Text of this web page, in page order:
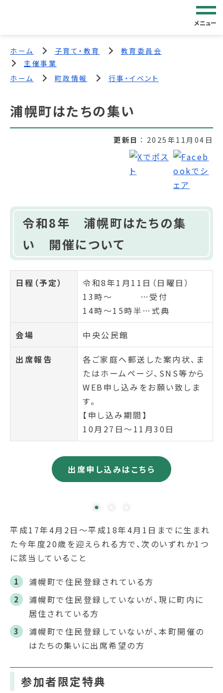
メニュー
ホーム 子育て・教育
教育委員会
主催事業
ホーム
町政情報 行事・イベント
浦幌町はたちの集い
更新日 2025年11月04日
令和8年 浦幌町はたちの集
い 開催について
日程（予定）
令和8年1月11日（日曜日）
13時～ …受付
14時～15時半…式典
会場 中央公民館
出席報告
各ご家庭へ郵送した案内状、ま
たはホームページ、SNS等から
WEB申し込みをお願い致しま
す。
【申し込み期間】
10月27日～11月30日
出席申し込みはこちら
平成17年4月2日～平成18年4月1日までに生まれ
た今年度20歳を迎えられる方で、次のいずれか1つ
に該当していること
浦幌町で住民登録されている方
浦幌町で住民登録していないが、現に町内に
居住されている方
浦幌町で住民登録していないが、本町開催の
はたちの集いに出席希望の方
参加者限定特典